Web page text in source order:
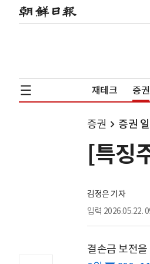
재테크 증권
증권 증권
[특징
김정은 기자
입력 2026.05.22.
결손금 보전